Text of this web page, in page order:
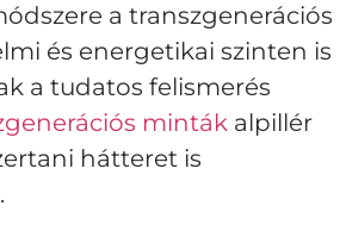
a transzgenerációs
és energetikai szinten is
a tudatos felismerés
minták alpillér
hátteret is